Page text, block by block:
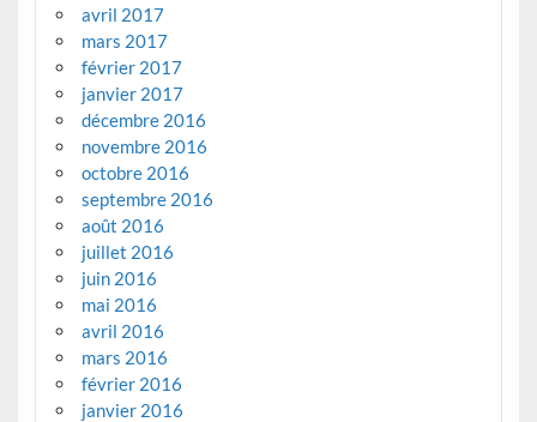
avril 2017
mars 2017
février 2017
janvier 2017
décembre 2016
novembre 2016
octobre 2016
septembre 2016
août 2016
juillet 2016
juin 2016
mai 2016
avril 2016
mars 2016
février 2016
janvier 2016